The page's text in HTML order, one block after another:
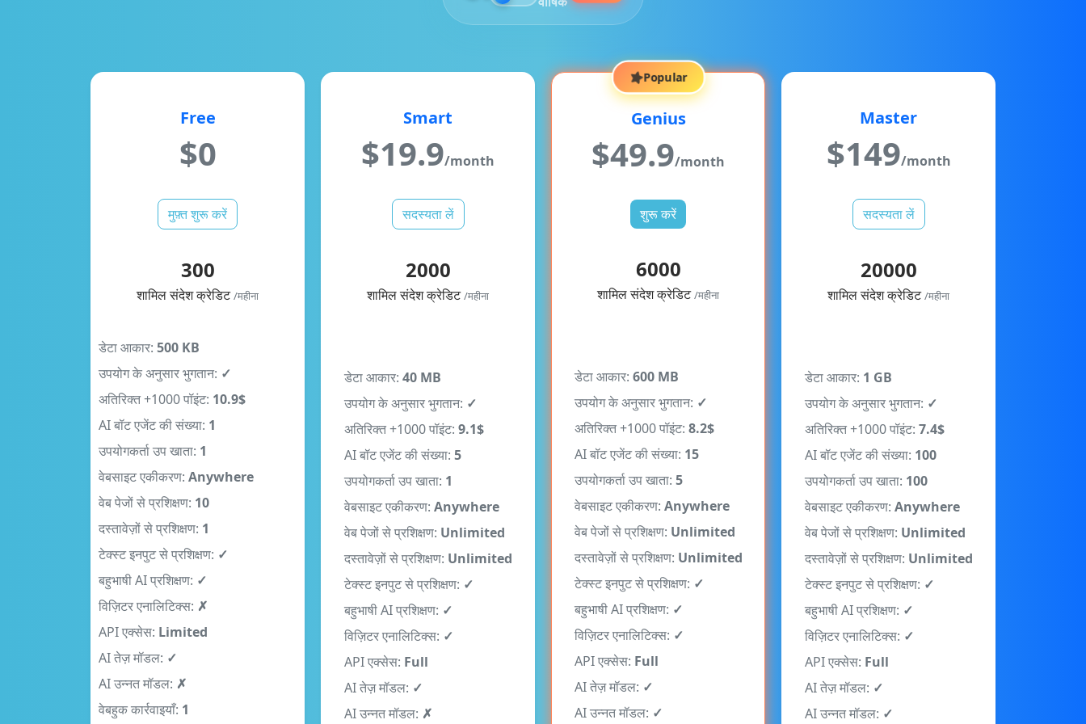
$0
शामिल संदेश क्रेडिट
उपयोग के अनुसार भुगतान:
अतिरिक्त +1000 पॉइंट:10.9$
AI बॉट एजेंट की संख्या: 1
उपयोगकर्ता उप खाता:1
वेबसाइट एकीकरण:Anywhere
वेब पेजों से प्रशिक्षण:10
दस्तावेज़ों से प्रशिक्षण:1
टेक्स्ट इनपुट से प्रशिक्षण:
बहुभाषी AI प्रशिक्षण:✓
विज़िटर एनालिटिक्स: ✗
API एक्सेस:Limited
AI तेज़ मॉडल:✓
AI उन्नत मॉडल:
वेबहुक कार्रवाइयाँ:1
सहायता:Email
$ 19.9
शामिल संदेश क्रेडिट
उपयोग के अनुसार भुगतान:
अतिरिक्त +1000 पॉइंट:9.1$
AI बॉट एजेंट की संख्या:5
उपयोगकर्ता उप खाता:1
वेबसाइट एकीकरण:Anywhere
वेब पेजों से प्रशिक्षण:Unlimited
दस्तावेज़ों से प्रशिक्षण:Unlimited
टेक्स्ट इनपुट से प्रशिक्षण:✓
बहुभाषी AI प्रशिक्षण:✓
विज़िटर एनालिटिक्स: ✓
API एक्सेस:Full
AI तेज़ मॉडल:✓
AI उन्नत मॉडल:
वेबहुक कार्रवाइयाँ:3
Popular
Genius
$ 49.9
शामिल संदेश क्रेडिट
उपयोग के अनुसार भुगतान:
अतिरिक्त +1000 पॉइंट:8.2$
AI बॉट एजेंट की संख्या:15
उपयोगकर्ता उप खाता:5
वेबसाइट एकीकरण:Anywhere
वेब पेजों से प्रशिक्षण:Unlimited
दस्तावेज़ों से प्रशिक्षण:Unlimited
टेक्स्ट इनपुट से प्रशिक्षण:✓
बहुभाषी AI प्रशिक्षण:✓
विज़िटर एनालिटिक्स: ✓
API एक्सेस:Full
AI तेज़ मॉडल:✓
AI उन्नत मॉडल:
वेबहुक कार्रवाइयाँ:10
$ 149
शामिल संदेश क्रेडिट
उपयोग के अनुसार भुगतान:
अतिरिक्त +1000 पॉइंट:7.4$
AI बॉट एजेंट की संख्या:100
उपयोगकर्ता उप खाता:100
वेबसाइट एकीकरण:Anywhere
वेब पेजों से प्रशिक्षण:Unlimited
दस्तावेज़ों से प्रशिक्षण:Unlimited
टेक्स्ट इनपुट से प्रशिक्षण:✓
बहुभाषी AI प्रशिक्षण:✓
विज़िटर एनालिटिक्स: ✓
API एक्सेस:Full
AI तेज़ मॉडल:✓
AI उन्नत मॉडल:
वेबहुक कार्रवाइयाँ:100